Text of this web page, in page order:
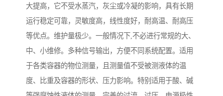
大提高，它不受水蒸汽，灰尘或冷凝的影响，具有长期
运行稳定可靠，灵敏度高，线性度好，耐高温、耐高压
等优点。维护量极少。一般情况下,不必进行常规的大、
中、小维修。多种信号输出，方便不同系统配置。适用
于各类容器的物位测量，且测量值不受被测液体的温
度、比重及容器的形状、压力影响。特别适用于酸、碱